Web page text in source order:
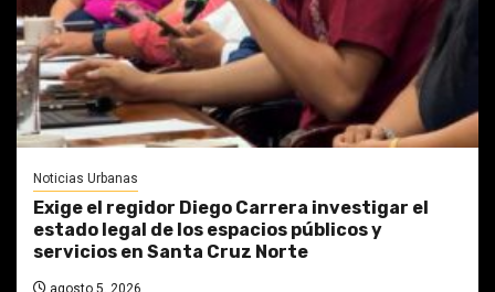
Noticias Urbanas
Exige el regidor Diego Carrera investigar el
estado legal de los espacios públicos y
servicios en Santa Cruz Norte